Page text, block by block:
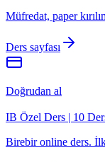
Müfredat, paper
Ders sayfası
Doğrudan al
IB Özel Ders | 10
Birebir online ders.